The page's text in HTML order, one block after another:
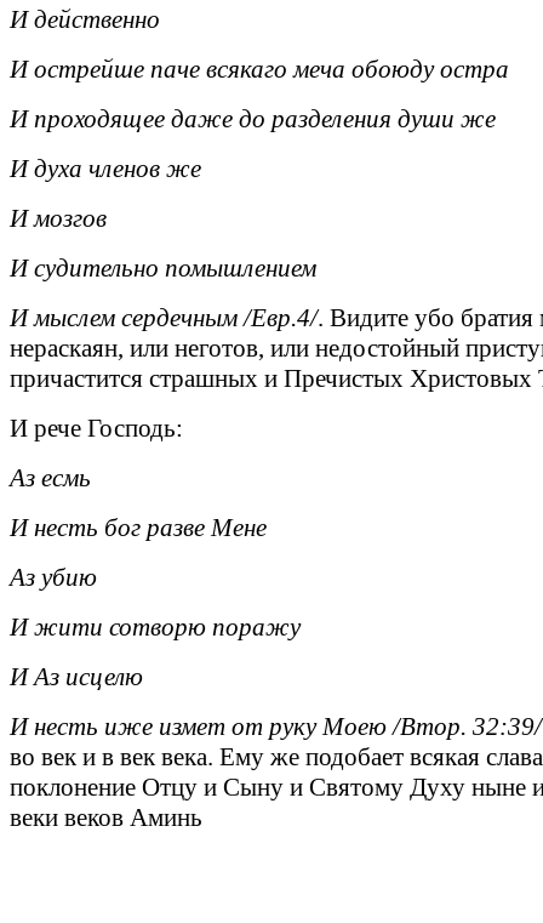
И действенно
И острейше паче всякаго меча обоюду остра
И проходящее даже до разделения души же
И духа членов же
И мозгов
И судительно помышлением
И мыслем сердечным /Евр.4/. Видите убо
нераскаян, или неготов, или недостойный
причастится страшных и Пречистых Христовых
И рече Господь:
Аз есмь
И несть бог разве Мене
Аз убию
И жити сотворю поражу
И Аз исцелю
И несть иже измет от руку Моею /Втор. 32:39/
во век и в век века. Ему же подобает всякая
поклонение Отцу и Сыну и Святому Духу ныне
веки веков Аминь